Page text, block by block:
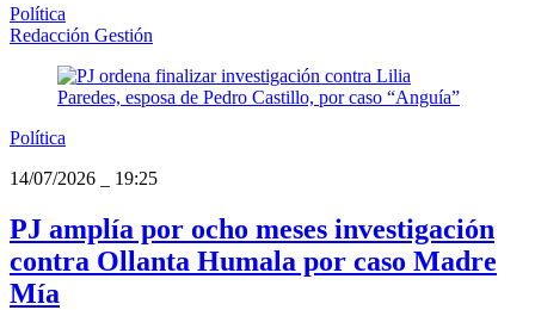
Política
Redacción Gestión
Política
14/07/2026
19:25
PJ amplía por ocho meses investigación
contra Ollanta Humala por caso Madre
Mía